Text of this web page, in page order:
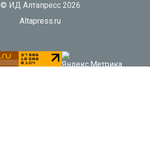
© ИД Алтапресс 2026
Altapress.ru